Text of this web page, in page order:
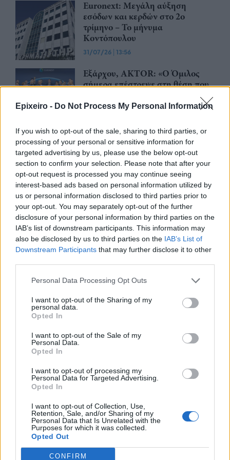
Epixeiro - Do Not Process My Personal Information
If you wish to opt-out of the sale, sharing to third parties, or
processing of your personal or sensitive information for
targeted advertising by us, please use the below opt-out
section to confirm your selection. Please note that after your
opt-out request is processed you may continue seeing
interest-based ads based on personal information utilized by
us or personal information disclosed to third parties prior to
your opt-out. You may separately opt-out of the further
disclosure of your personal information by third parties on the
IAB’s list of downstream participants. This information may
also be disclosed by us to third parties on the IAB’s List of
Downstream Participants that may further disclose it to other
Personal Data Processing Opt Outs
I want to opt-out of the Sharing of my
personal data.
Opted In
I want to opt-out of the Sale of my
Personal Data.
Opted In
I want to opt-out of processing my
Personal Data for Targeted Advertising.
Opted In
I want to opt-out of Collection, Use,
Retention, Sale, and/or Sharing of my
Personal Data that Is Unrelated with the
Purposes for which it was collected.
Opted Out
CONFIRM
Euronext: Μεγάλη αύξηση
εσόδων και κερδών στο 2ο
τρίμηνο – Το μήνυμα
Κοντόπουλου
31/07/26 | 13:56
Εξάρχου, AKTOR: «Ο Όμιλος
σήμερα επέστρεψε στη θέση που
στην κορυφή της αγοράς σε
28/07/26|12:57
Η Euronext Athens υποδέχθηκε
την ElvalHalcor για την έναρξη
διαπραγμάτευσης των νέων
μετοχών
23/07/26|10:55
EΛΒΑΛΧΑΛΚΟΡ: Με την
αύξηση μετοχικού κεφαλαίου θα
χρηματοδοτηθεί επενδυτικό
πρόγραμμα 855 εκατ. ευρω για
Aktor: Ενδέχεται να αυξηθεί το
ποσό της ΑΜΚ εάν το επενδυτικό
16/07/26|13:49
στην ΑΜΚ – Η τιμή διάθεσης έως
4,40 ευρώ ανά μετοχή
Eurobank: Αγόρασε 2,27 εκατ.
ευρώ